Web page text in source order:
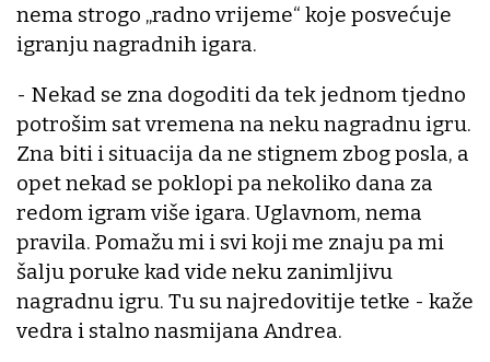
nema strogo „radno vrijeme“ koje posvećuje
igranju nagradnih igara.
- Nekad se zna dogoditi da tek jednom tjedno
potrošim sat vremena na neku nagradnu igru.
Zna biti i situacija da ne stignem zbog posla, a
opet nekad se poklopi pa nekoliko dana za
redom igram više igara. Uglavnom, nema
pravila. Pomažu mi i svi koji me znaju pa mi
šalju poruke kad vide neku zanimljivu
nagradnu igru. Tu su najredovitije tetke - kaže
vedra i stalno nasmijana Andrea.